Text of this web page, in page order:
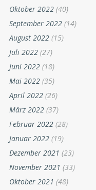
Oktober 2022 (40)
September 2022 (14)
August 2022 (15)
Juli 2022 (27)
Juni 2022 (18)
Mai 2022 (35)
April 2022 (26)
März 2022 (37)
Februar 2022 (28)
Januar 2022 (19)
Dezember 2021 (23)
November 2021 (33)
Oktober 2021 (48)